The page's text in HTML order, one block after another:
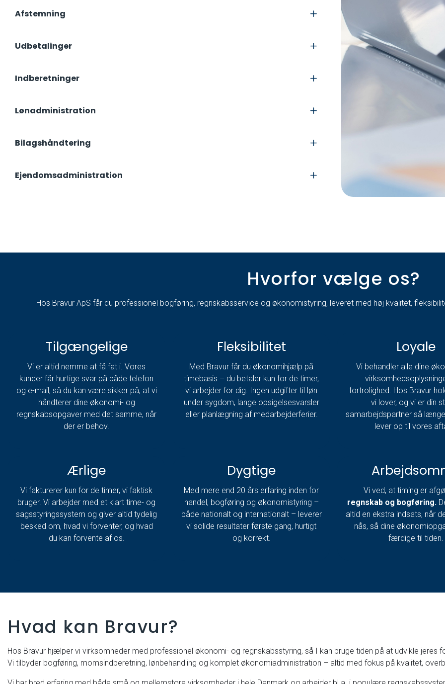
Afstemning
Udbetalinger
Indberetninger
Lønadministration
Bilagshåndtering
Ejendomsadministration
Hvorfor vælge os?
Hos Bravur ApS får du professionel bogføring, regnskabsservice og økonomistyring, leveret med høj kvalitet,
Tilgængelige
Vi er altid nemme at få fat i. Vores
kunder får hurtige svar på både telefon
og e-mail, så du kan være sikker på, at vi
håndterer dine økonomi- og
regnskabsopgaver med det samme, når
der er behov.
Fleksibilitet
Med Bravur får du økonomihjælp på
timebasis – du betaler kun for de timer,
vi arbejder for dig. Ingen udgifter til løn
under sygdom, lange opsigelsesvarsler
eller planlægning af medarbejderferier.
Loyale
Vi behandler alle dine
fortrolighed. Hos Bravur
vi lover, og vi er din
samarbejdspartner så
lever op til vores
Ærlige
Vi fakturerer kun for de timer, vi faktisk
bruger. Vi arbejder med et klart time- og
sagsstyringssystem og giver altid tydelig
besked om, hvad vi forventer, og hvad
du kan forvente af os.
Dygtige
Med mere end 20 års erfaring inden for
handel, bogføring og økonomistyring –
både nationalt og internationalt – leverer
vi solide resultater første gang, hurtigt
og korrekt.
Vi ved, at timing er
regnskab og bogføring.
altid en ekstra indsats, når
nås, så dine
færdige til tiden.
Hvad kan Bravur?
Hos Bravur hjælper vi virksomheder med professionel økonomi- og regnskabsstyring, så I kan bruge tiden på at udvikle jeres
Vi tilbyder bogføring, momsindberetning, lønbehandling og komplet økonomiadministration – altid med fokus på kvalitet,